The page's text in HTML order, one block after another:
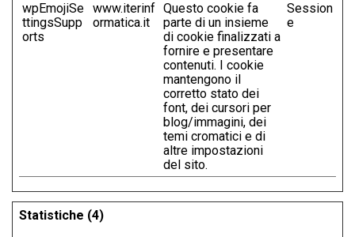
wpEmojiSe
ttingsSupp
orts
www.iterinf
ormatica.it
Questo cookie fa
parte di un insieme
di cookie finalizzati a
fornire e presentare
contenuti. I cookie
mantengono il
corretto stato dei
font, dei cursori per
blog/immagini, dei
temi cromatici e di
altre impostazioni
del sito.
Session
e
Statistiche (4)